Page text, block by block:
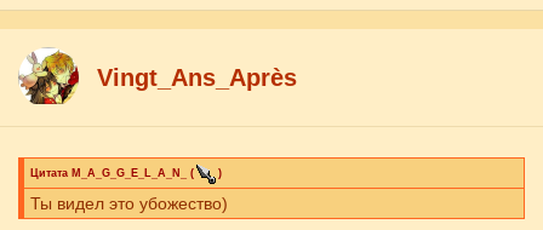
Vingt_Ans_Après
Цитата M_A_G_G_E_L_A_N_ ( )
Ты видел это убожество)